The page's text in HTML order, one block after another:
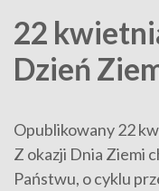
22
Dzień
Opublikowany 22
Z okazji Dnia Ziemi
Państwu, o cyklu